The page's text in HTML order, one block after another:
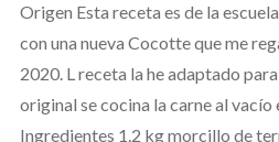
Origen Esta receta es de la
con una nueva Cocotte que me
2020. L receta la he adaptado
original se cocina la carne al vacío
Ingredientes 1.2 kg morcillo de